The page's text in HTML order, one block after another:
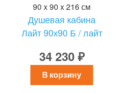
90 x 90 x 216 см
Душевая кабина
Лайт 90х90 Б / лайт
34 230 ₽
В корзину